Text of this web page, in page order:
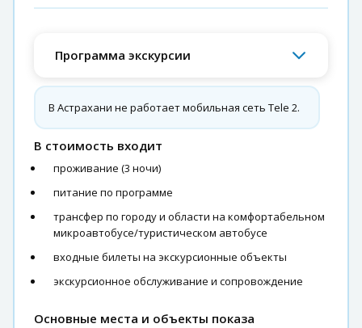
Программа экскурсии
В Астрахани не работает мобильная сеть Tele 2.
В стоимость входит
проживание (3 ночи)
питание по программе
трансфер по городу и области на комфортабельном
микроавтобусе/туристическом автобусе
входные билеты на экскурсионные объекты
экскурсионное обслуживание и сопровождение
Основные места и объекты показа